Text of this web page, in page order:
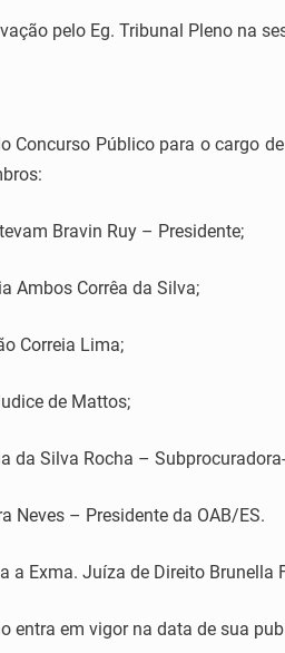
pelo Eg. Tribunal Pleno na
Concurso Público para o cargo
Bravin Ruy – Presidente;
Ambos Corrêa da Silva;
Correia Lima;
de Mattos;
da Silva Rocha –
Neves – Presidente da OAB/ES.
a Exma. Juíza de Direito
entra em vigor na data de sua